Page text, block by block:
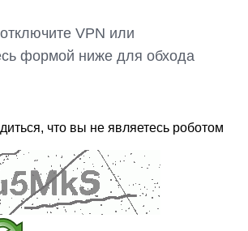
VPN или
формой ниже для обхода
что вы не являетесь роботом